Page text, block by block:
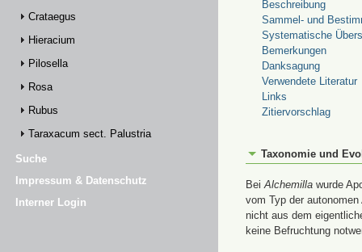
Crataegus
Hieracium
Pilosella
Rosa
Rubus
Taraxacum sect. Palustria
Suche
Impressum & Datenschutz
Interner Login
Beschreibung
Sammel- und
Systematische
Bemerkungen
Danksagung
Verwendete Literatur
Links
Zitiervorschlag
Taxonomie und
BeiAlchemilla wurde
vom Typ der
nicht aus dem
keine Befruchtung